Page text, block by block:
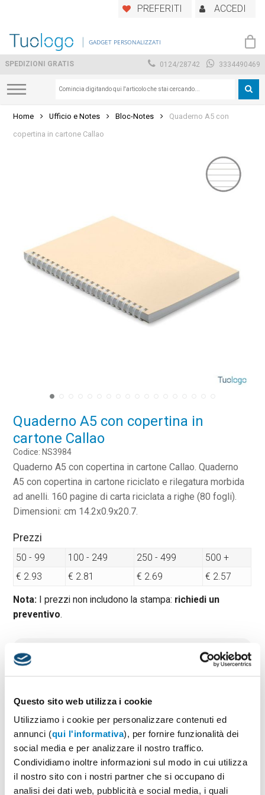
Questo sito web utilizza i cookie
Utilizziamo i cookie per personalizzare contenuti ed
annunci (qui l'informativa), per fornire funzionalità dei
social media e per analizzare il nostro traffico.
Condividiamo inoltre informazioni sul modo in cui utilizza
il nostro sito con i nostri partner che si occupano di
analisi dei dati web, pubblicità e social media, i quali
main
PREFERITI ACCEDI
GADGET PERSONALIZZATI
SPEDIZIONI GRATIS 0124/28742 3334490469
Home Ufficio e Notes Bloc-Notes
Quaderno A5 con
copertina in cartone Callao
Quaderno A5 con copertina in
cartone Callao
Codice: NS3984
Quaderno A5 con copertina in cartone Callao. Quaderno
A5 con copertina in cartone riciclato e rilegatura morbida
ad anelli. 160 pagine di carta riciclata a righe (80 fogli).
Dimensioni: cm 14.2x0.9x20.7.
Prezzi
50 - 99 100 - 249 250 - 499
500 +
€ 2.93
€ 2.81 € 2.69 € 2.57
Nota: I prezzi non includono la stampa: richiedi un
preventivo.
Quantità minima:
Tempi di consegna standard:
Dimensioni:cm 14.2x0.9x20.7
PREVENTIVO & BOZZA GRATUITA
Potrai indicare successivamente la suddivisione per
taglie e colore